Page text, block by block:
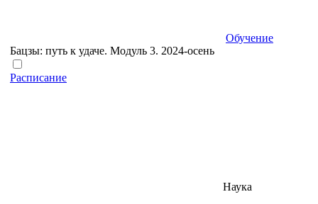
Обучение
Бацзы: путь к удаче. Модуль 3. 2024-осень
Расписание
Наука